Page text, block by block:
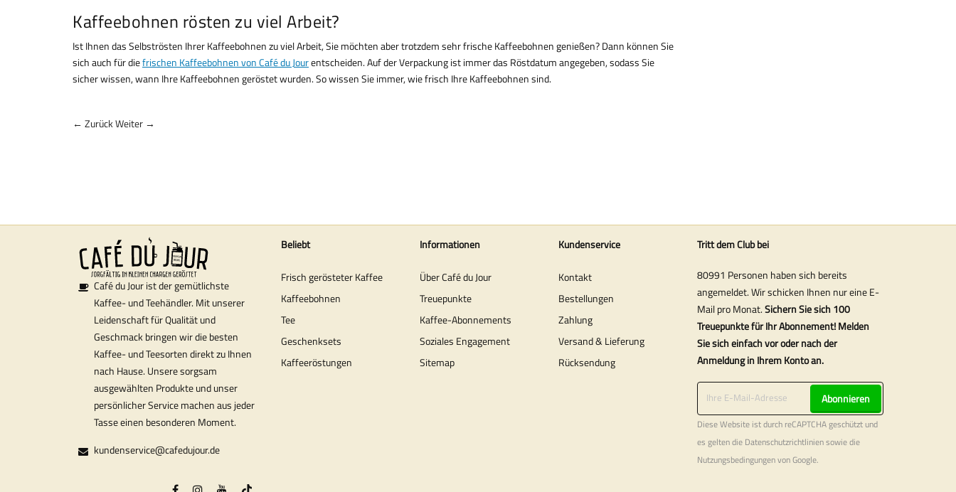
Kaffeebohnen rösten zu viel Arbeit?
Ist Ihnen das Selbströsten Ihrer Kaffeebohnen zu viel Arbeit, Sie möchten aber trotzdem sehr frische Kaffeebohnen genießen? Dann können Sie
sich auch für diefrischen Kaffeebohnen von Café du Jourentscheiden. Auf der Verpackung ist immer das Röstdatum angegeben, sodass Sie
sicher wissen, wann Ihre Kaffeebohnen geröstet wurden. So wissen Sie immer, wie frisch Ihre Kaffeebohnen sind.
← ZurückWeiter →
Café du Jour ist der gemütlichste
Kaffee- und Teehändler. Mit unserer
Leidenschaft für Qualität und
Geschmack bringen wir die besten
Kaffee- und Teesorten direkt zu Ihnen
nach Hause. Unsere sorgsam
ausgewählten Produkte und unser
persönlicher Service machen aus jeder
Tasse einen besonderen Moment.
kundenservice@cafedujour.de
Beliebt
Frisch gerösteter Kaffee
Kaffeebohnen
Tee
Geschenksets
Kaffeeröstungen
Informationen
Über Café du Jour
Treuepunkte
Kaffee-Abonnements
Soziales Engagement
Sitemap
Kundenservice
Kontakt
Bestellungen
Zahlung
Versand & Lieferung
Rücksendung
Tritt dem Club bei
80991 Personen haben sich bereits
angemeldet. Wir schicken Ihnen nur eine E-
Mail pro Monat.Sichern Sie sich 100
Treuepunkte für Ihr Abonnement! Melden
Sie sich einfach vor oder nach der
Anmeldung in Ihrem Konto an.
Abonnieren
Diese Website ist durch reCAPTCHA geschützt und
es gelten die Datenschutzrichtliniensowie die
Nutzungsbedingungenvon Google.